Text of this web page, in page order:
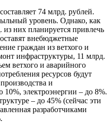
74 млрд. рублей.
уровень. Однако, как
из них планируется привлечь
внебюджетные
граждан из ветхого и
инфраструктуры, 11 млрд.
ветхого и аварийного
ресурсов будут
и
10%, электроэнергии – до 8%.
– до 45% (сейчас эти
разработчиками